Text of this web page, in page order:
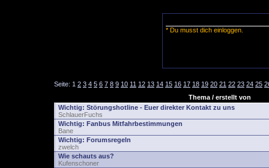
* Du musst dich einloggen.
Seite: 1 2 3 4 5 6 7 8 9 10 11 12 13 14 15 16 17 18 19 20 21 22 23 24 25
Thema / erstellt von
Wichtig: Störungshotline - Euer direkter Kontakt zu uns
SchlauerFuchs
Wichtig: Fanbus Mitfahrbestimmungen
Bane
Wichtig: Forumsregeln
zwelch
Wie schauts aus?
Kufenschoner